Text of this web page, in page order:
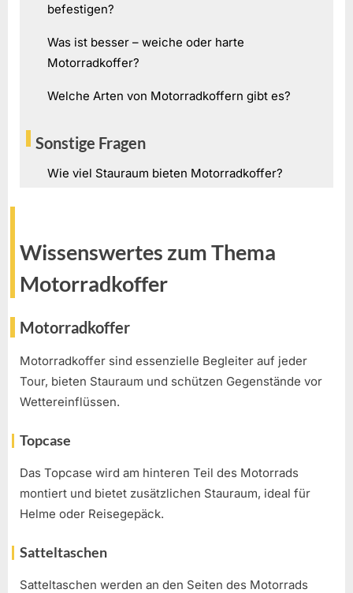
befestigen?
Was ist besser – weiche oder harte
Motorradkoffer?
Welche Arten von Motorradkoffern gibt es?
Sonstige Fragen
Wie viel Stauraum bieten Motorradkoffer?
Wissenswertes zum Thema
Motorradkoffer
Motorradkoffer
Motorradkoffer sind essenzielle Begleiter auf jeder
Tour, bieten Stauraum und schützen Gegenstände vor
Wettereinflüssen.
Topcase
Das Topcase wird am hinteren Teil des Motorrads
montiert und bietet zusätzlichen Stauraum, ideal für
Helme oder Reisegepäck.
Satteltaschen
Satteltaschen werden an den Seiten des Motorrads